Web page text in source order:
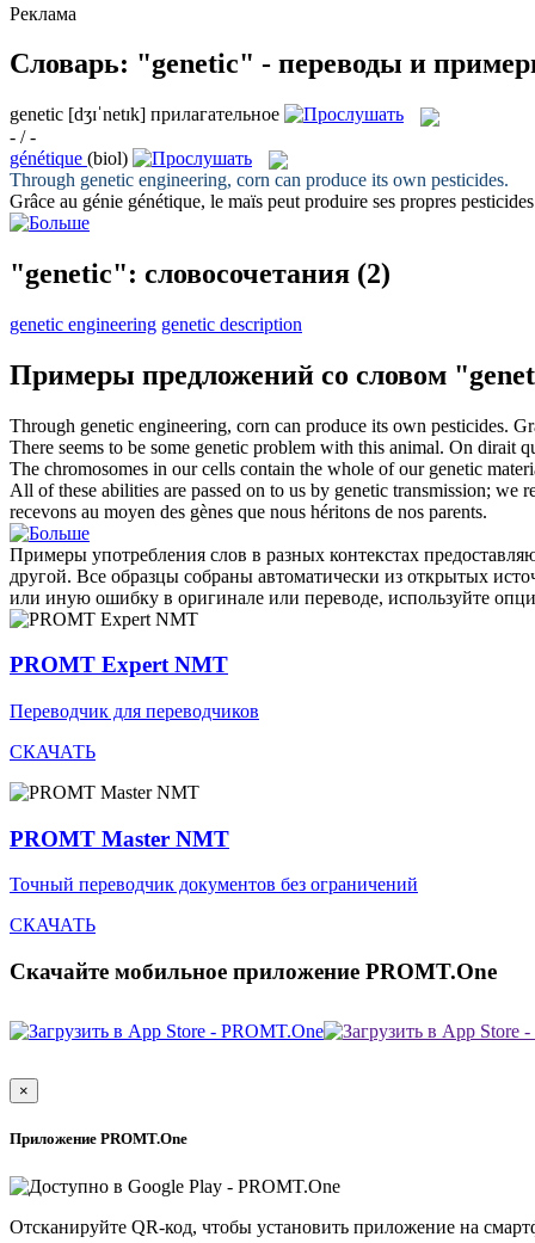
Реклама
Словарь: "genetic" - переводы и
genetic [dʒɪˈnetɪk] прилагательное
- / -
génétique (biol)
Through genetic engineering, corn can produce its own pesticides.
Grâce au génie génétique, le maïs peut produire ses propres
"genetic": словосочетания (2)
genetic engineering genetic description
Примеры предложений со словом
Through genetic engineering, corn can produce its own pesticides.
There seems to be some genetic problem with this animal. On dirait
The chromosomes in our cells contain the whole of our genetic
All of these abilities are passed on to us by genetic transmission; we
recevons au moyen des gènes que nous héritons de nos parents.
Примеры употребления слов в разных контекстах
другой. Все образцы собраны автоматически из открытых
или иную ошибку в оригинале или переводе, используйте
PROMT Expert NMT
Переводчик для переводчиков
СКАЧАТЬ
PROMT Master NMT
Точный переводчик документов без ограничений
СКАЧАТЬ
Скачайте мобильное приложение PROMT.One
×
Приложение PROMT.One
Отсканируйте QR-код, чтобы установить приложение на